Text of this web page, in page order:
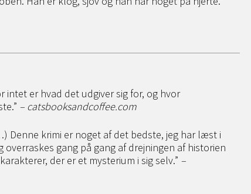
er hvad det udgiver sig for, og hvor
– catsbooksandcoffee.com
Denne krimi er noget af det bedste, jeg har læst i
gang på gang af drejningen af historien
der er et mysterium i sig selv.” –